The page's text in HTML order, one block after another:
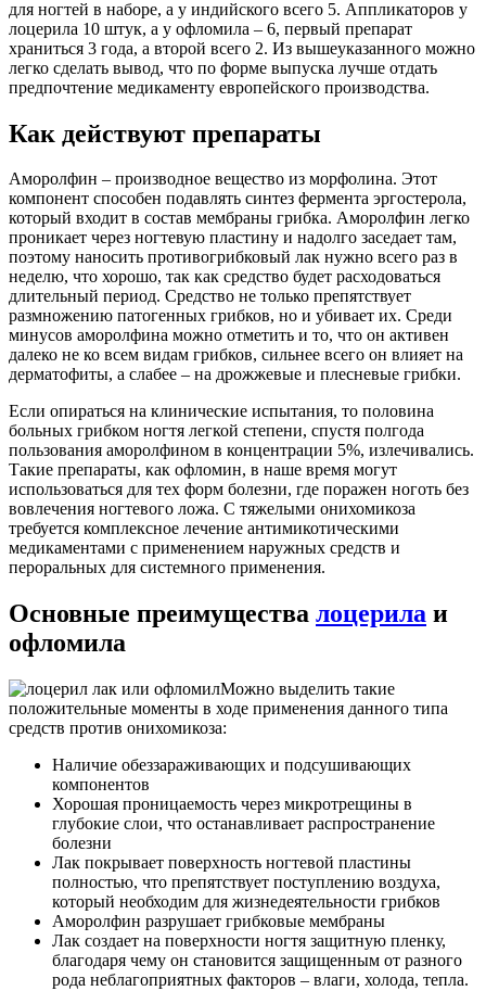
для ногтей в наборе, а у индийского всего 5. Аппликаторов у
лоцерила 10 штук, а у офломила – 6, первый препарат
храниться 3 года, а второй всего 2. Из вышеуказанного можно
легко сделать вывод, что по форме выпуска лучше отдать
предпочтение медикаменту европейского производства.
Как действуют препараты
Аморолфин – производное вещество из морфолина. Этот
компонент способен подавлять синтез фермента эргостерола,
который входит в состав мембраны грибка. Аморолфин легко
проникает через ногтевую пластину и надолго заседает там,
поэтому наносить противогрибковый лак нужно всего раз в
неделю, что хорошо, так как средство будет расходоваться
длительный период. Средство не только препятствует
размножению патогенных грибков, но и убивает их. Среди
минусов аморолфина можно отметить и то, что он активен
далеко не ко всем видам грибков, сильнее всего он влияет на
дерматофиты, а слабее – на дрожжевые и плесневые грибки.
Если опираться на клинические испытания, то половина
больных грибком ногтя легкой степени, спустя полгода
пользования аморолфином в концентрации 5%, излечивались.
Такие препараты, как офломин, в наше время могут
использоваться для тех форм болезни, где поражен ноготь без
вовлечения ногтевого ложа. С тяжелыми онихомикоза
требуется комплексное лечение антимикотическими
медикаментами с применением наружных средств и
пероральных для системного применения.
Основные преимущества лоцерила и
офломила
Можно выделить такие
положительные моменты в ходе применения данного типа
средств против онихомикоза:
Наличие обеззараживающих и подсушивающих
компонентов
Хорошая проницаемость через микротрещины в
глубокие слои, что останавливает распространение
болезни
Лак покрывает поверхность ногтевой пластины
полностью, что препятствует поступлению воздуха,
который необходим для жизнедеятельности грибков
Аморолфин разрушает грибковые мембраны
Лак создает на поверхности ногтя защитную пленку,
благодаря чему он становится защищенным от разного
рода неблагоприятных факторов – влаги, холода, тепла.